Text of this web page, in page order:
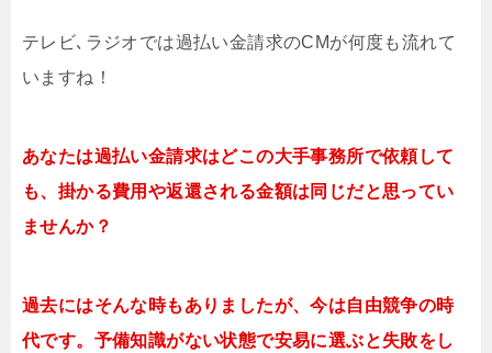
テレビ､ラジオでは過払い金請求のCMが何度も流れて
いますね！
あなたは過払い金請求はどこの大手事務所で依頼して
も、掛かる費用や返還される金額は同じだと思ってい
ませんか？
過去にはそんな時もありましたが、今は自由競争の時
代です。予備知識がない状態で安易に選ぶと失敗をし